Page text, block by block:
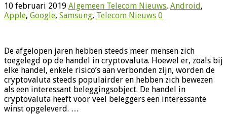
10 februari 2019 Algemeen Telecom Nieuws, Android,
Apple, Google, Samsung, Telecom Nieuws 0
De afgelopen jaren hebben steeds meer mensen zich
toegelegd op de handel in cryptovaluta. Hoewel er, zoals bij
elke handel, enkele risico’s aan verbonden zijn, worden de
cryptovaluta steeds populairder en hebben zich bewezen
als een interessant beleggingsobject. De handel in
cryptovaluta heeft voor veel beleggers een interessante
winst opgeleverd. …